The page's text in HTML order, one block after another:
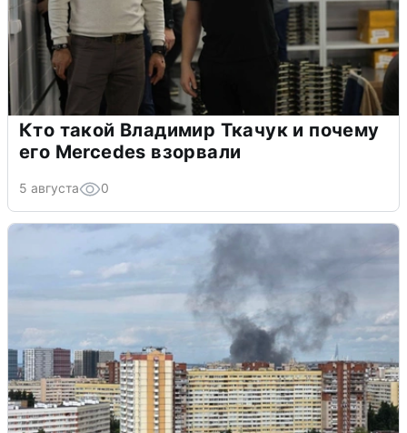
Кто такой Владимир Ткачук и почему
его Mercedes взорвали
5 августа 0